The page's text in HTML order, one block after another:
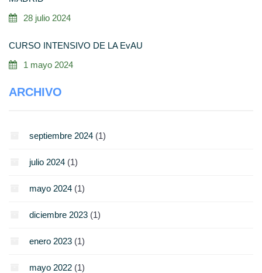
28 julio 2024
CURSO INTENSIVO DE LA EvAU
1 mayo 2024
ARCHIVO
septiembre 2024 (1)
julio 2024 (1)
mayo 2024 (1)
diciembre 2023 (1)
enero 2023 (1)
mayo 2022 (1)